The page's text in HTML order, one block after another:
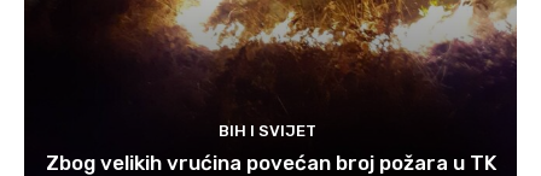
BIH I SVIJET
Zbog velikih vrućina povećan broj požara u TK